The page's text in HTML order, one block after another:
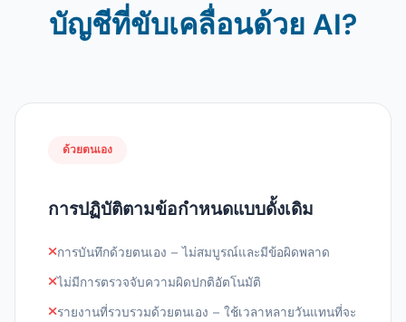
บัญชีที่ขับเคลื่อนด้วย AI?
ด้วยตนเอง
การปฏิบัติตามข้อกำหนดแบบดั้งเดิม
การบันทึกด้วยตนเอง – ไม่สมบูรณ์และมีข้อผิดพลาด
ไม่มีการตรวจจับความผิดปกติอัตโนมัติ
รายงานที่รวบรวมด้วยตนเอง – ใช้เวลาหลายวันแทนที่จะ